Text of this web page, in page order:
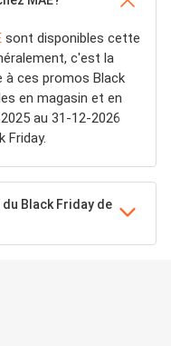
sont disponibles cette
c'est la
à ces promos Black
en magasin et en
au 31-12-2026
Friday.
Black Friday de